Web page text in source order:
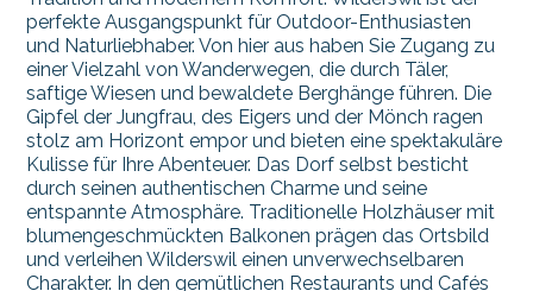
perfekte Ausgangspunkt für Outdoor-Enthusiasten
und Naturliebhaber. Von hier aus haben Sie Zugang zu
einer Vielzahl von Wanderwegen, die durch Täler,
saftige Wiesen und bewaldete Berghänge führen. Die
Gipfel der Jungfrau, des Eigers und der Mönch ragen
stolz am Horizont empor und bieten eine spektakuläre
Kulisse für Ihre Abenteuer. Das Dorf selbst besticht
durch seinen authentischen Charme und seine
entspannte Atmosphäre. Traditionelle Holzhäuser mit
blumengeschmückten Balkonen prägen das Ortsbild
und verleihen Wilderswil einen unverwechselbaren
Charakter. In den gemütlichen Restaurants und Cafés